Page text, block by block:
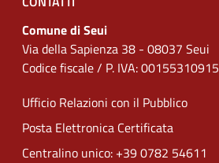
Comune di Seui
Via della Sapienza 38 - 08037 Seui
Codice fiscale / P. IVA: 00155310915
Ufficio Relazioni con il Pubblico
Posta Elettronica Certificata
Centralino unico: +39 0782 54611